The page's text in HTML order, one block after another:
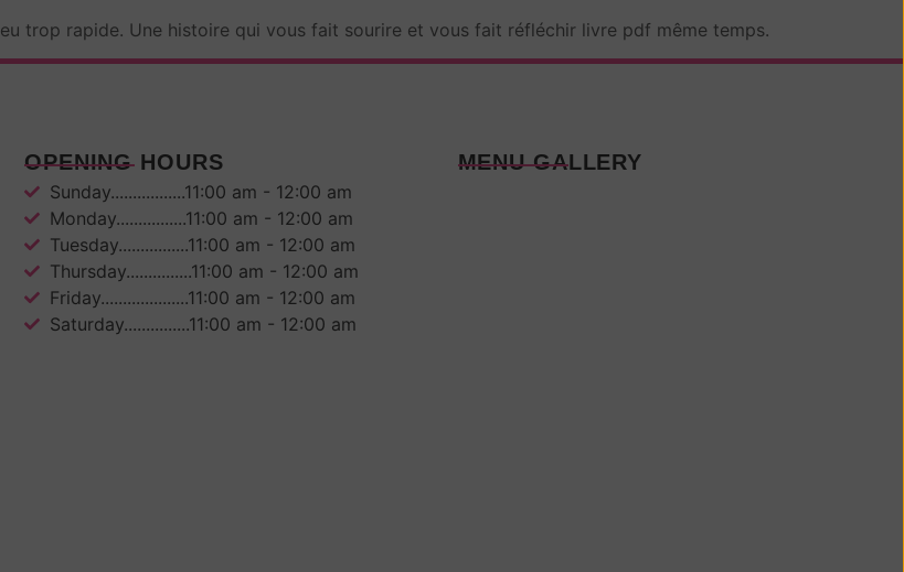
trop rapide. Une histoire qui vous fait sourire et vous fait réfléchir livre pdf même temps.
OPENING HOURS
Sunday.................11:00 am - 12:00 am
Monday................11:00 am - 12:00 am
Tuesday................11:00 am - 12:00 am
Thursday...............11:00 am - 12:00 am
Friday....................11:00 am - 12:00 am
Saturday...............11:00 am - 12:00 am
MENU GALLERY